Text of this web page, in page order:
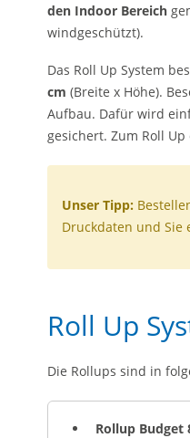
den Indoor Bereich
windgeschützt).
Das Roll Up System
cm (Breite x Höhe).
Aufbau. Dafür wird
gesichert. Zum Roll
Unser Tipp:
Druckdaten und Sie
Roll Up
Die Rollups sind in
Rollup Budget